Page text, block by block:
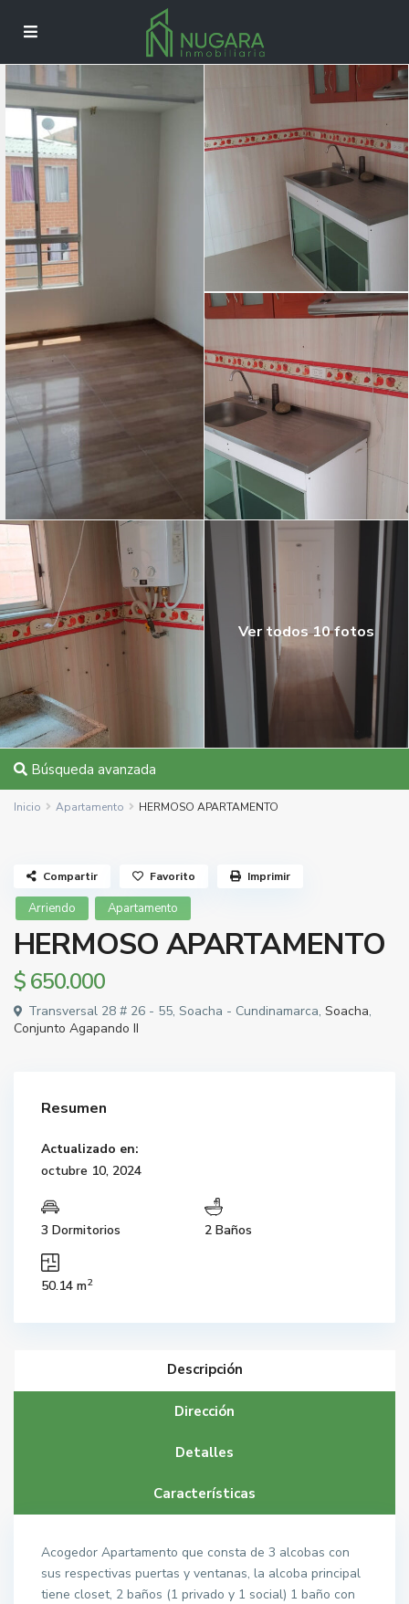
Ver todos 10 fotos
Búsqueda avanzada
Inicio Apartamento HERMOSO APARTAMENTO
Arriendo Apartamento
HERMOSO APARTAMENTO
$ 650.000
Transversal 28 # 26 - 55, Soacha - Cundinamarca, Soacha,
Conjunto Agapando II
Compartir Favorito Imprimir
Resumen
Actualizado en:
octubre 10, 2024
3 Dormitorios 2 Baños
50.14 m2
Descripción
Dirección
Detalles
Características
Acogedor Apartamento que consta de 3 alcobas con
sus respectivas puertas y ventanas, la alcoba principal
tiene closet, 2 baños (1 privado y 1 social) 1 baño con